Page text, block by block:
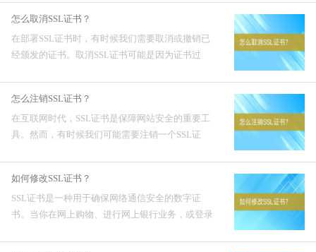
要内容。怎么验证...
怎么取消SSL证书？
在部署SSL证书时，有时候我们需要取消或撤销已
经颁发的证书。取消SSL证书可能是因为证书过
书？1.查...
怎么注销SSL证书？
在互联网时代，SSL证书是保障网站安全的重要工
具。然而，有时候我们可能需要注销一个SSL证
销SSL证书。怎么...
如何修改SSL证书？
SSL证书是一种用于确保网络通信安全的数字证
书。当你在网上购物、进行网上银行业务，或登录